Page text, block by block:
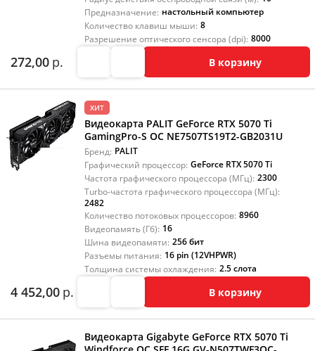
Предназначение: настольный компьютер
Количество клавиш мыши: 8
Разрешение оптического сенсора (dpi): 8000
272,00 р. В корзину
ХИТ
Видеокарта PALIT GeForce RTX 5070 Ti
GamingPro-S OC NE7507TS19T2-GB2031U
Бренд: PALIT
Графический процессор: GeForce RTX 5070 Ti
Частота графического процессора (МГц): 2300
Turbo-частота графического процессора (МГц):
2482
Количество потоковых процессоров: 8960
Видеопамять (Гб): 16
Шина видеопамяти: 256 бит
Разъемы питания: 16 pin (12VHPWR)
Толщина системы охлаждения: 2.5 слота
4 452,00 р. В корзину
Видеокарта Gigabyte GeForce RTX 5070 Ti